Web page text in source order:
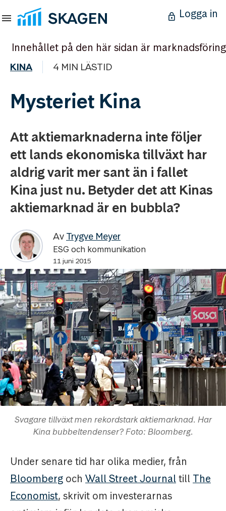
Logga in
Innehållet på den här sidan är marknadsföring
KINA 4 MIN LÄSTID
Mysteriet Kina
Att aktiemarknaderna inte följer
ett lands ekonomiska tillväxt har
aldrig varit mer sant än i fallet
Kina just nu. Betyder det att Kinas
aktiemarknad är en bubbla?
Av Trygve Meyer
ESG och kommunikation
11 juni 2015
Svagare tillväxt men rekordstark aktiemarknad. Har
Kina bubbeltendenser? Foto: Bloomberg.
Under senare tid har olika medier, från
Bloomberg och Wall Street Journal till The
Economist, skrivit om investerarnas